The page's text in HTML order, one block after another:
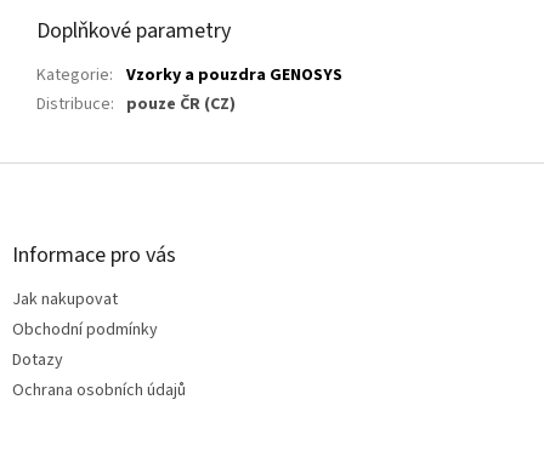
Doplňkové parametry
Kategorie: Vzorky a pouzdra GENOSYS
Distribuce: pouze ČR (CZ)
Z
Informace pro vás
Jak nakupovat
Obchodní podmínky
Dotazy
Ochrana osobních údajů